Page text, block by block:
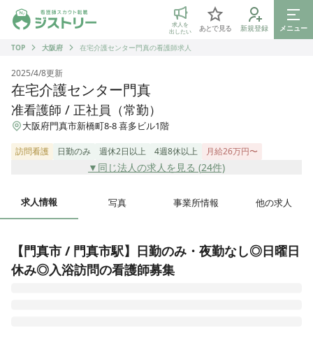
ジストリー 看護師の転職マッチング
求人を
出したい
あとで見る 新規登録
メニュー
TOP
大阪府 在宅介護センター門真の看護師求人
2025/4/8更新
在宅介護センター門真
准看護師 / 正社員（常勤）
大阪府門真市新橋町8-8 喜多ビル1階
訪問看護 日勤のみ 週休2日以上 4週8休以上 月給26万円〜
▼同じ法人の求人を見る (24件)
求人情報 写真 事業所情報 他の求人
【門真市 / 門真市駅】日勤のみ・夜勤なし◎日曜日
休み◎入浴訪問の看護師募集